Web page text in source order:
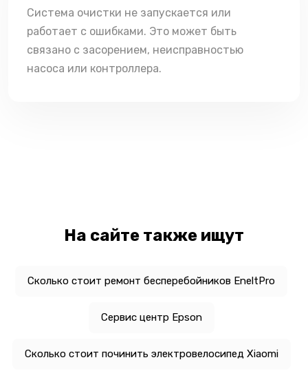
Система очистки не запускается или
работает с ошибками. Это может быть
связано с засорением, неисправностью
насоса или контроллера.
На сайте также ищут
Сколько стоит ремонт бесперебойников EneltPro
Сервис центр Epson
Сколько стоит починить электровелосипед Xiaomi